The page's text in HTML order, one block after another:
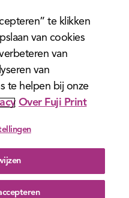
te klikken
van cookies
van
van
te helpen bij onze
Over Fuji Print